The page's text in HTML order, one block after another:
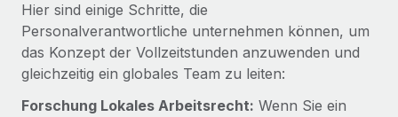
Hier sind einige Schritte, die
Personalverantwortliche unternehmen können, um
das Konzept der Vollzeitstunden anzuwenden und
gleichzeitig ein globales Team zu leiten:
Forschung Lokales Arbeitsrecht: Wenn Sie ein